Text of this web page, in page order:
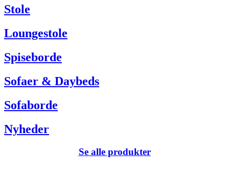
Tel +45 63 13 26 72
Stole
Loungestole
Spiseborde
Sofaer & Daybeds
Sofaborde
Nyheder
Se alle produkter